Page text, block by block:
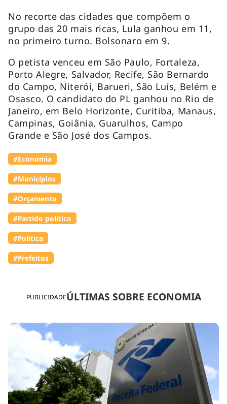
PUBLICIDADEÚLTIMAS SOBRE ECONOMIA
No recorte das cidades que compõem o
grupo das 20 mais ricas, Lula ganhou em 11,
no primeiro turno. Bolsonaro em 9.
O petista venceu em São Paulo, Fortaleza,
Porto Alegre, Salvador, Recife, São Bernardo
do Campo, Niterói, Barueri, São Luís, Belém e
Osasco. O candidato do PL ganhou no Rio de
Janeiro, em Belo Horizonte, Curitiba, Manaus,
Campinas, Goiânia, Guarulhos, Campo
Grande e São José dos Campos.
#Economia
#Municípios
#Orçamento
#Partido político
#Política
#Prefeitos